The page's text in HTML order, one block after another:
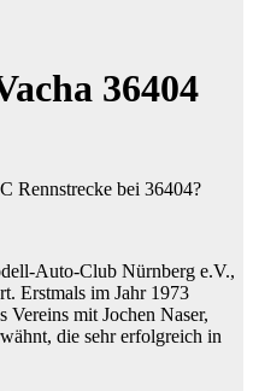
36404
Rennstrecke bei 36404?
Auto-Club Nürnberg e.V.,
Erstmals im Jahr 1973
Vereins mit Jochen Naser,
die sehr erfolgreich in